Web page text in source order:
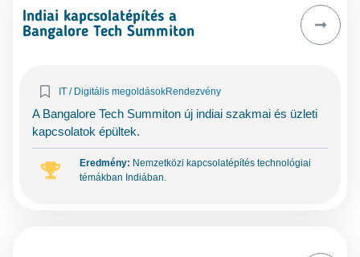
Indiai kapcsolatépítés a
Bangalore Tech Summiton
IT / Digitális megoldásokRendezvény
A Bangalore Tech Summiton új indiai szakmai és üzleti
kapcsolatok épültek.
Eredmény: Nemzetközi kapcsolatépítés technológiai
témákban Indiában.